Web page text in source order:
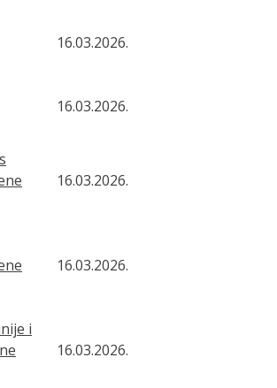
16.03.2026.
16.03.2026.
16.03.2026.
16.03.2026.
i
16.03.2026.